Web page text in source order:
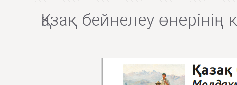
Қазақ бейнелеу өнерінің